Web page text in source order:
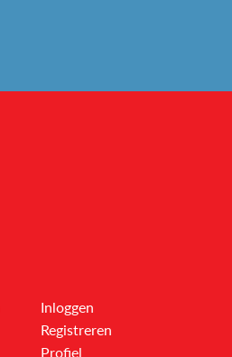
Inloggen
Registreren
Profiel